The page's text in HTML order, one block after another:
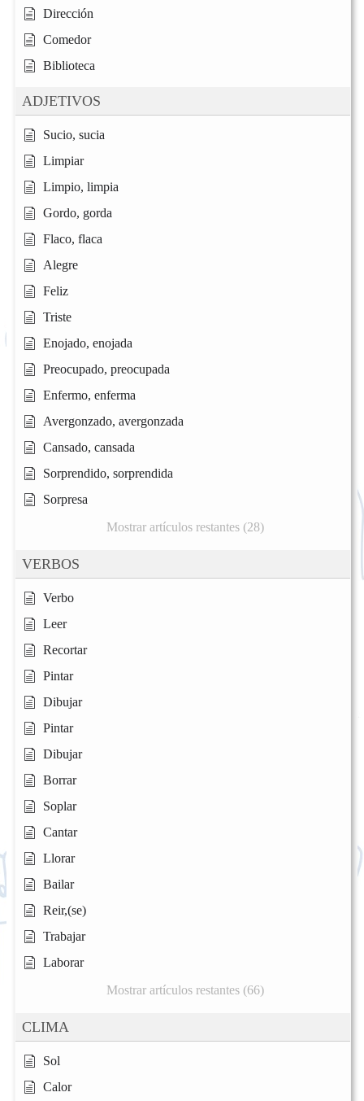
Dirección
Comedor
Biblioteca
ADJETIVOS
Sucio, sucia
Limpiar
Limpio, limpia
Gordo, gorda
Flaco, flaca
Alegre
Feliz
Triste
Enojado, enojada
Preocupado, preocupada
Enfermo, enferma
Avergonzado, avergonzada
Cansado, cansada
Sorprendido, sorprendida
Sorpresa
Mostrar artículos restantes (28)
VERBOS
Verbo
Leer
Recortar
Pintar
Dibujar
Pintar
Dibujar
Borrar
Soplar
Cantar
Llorar
Bailar
Reir,(se)
Trabajar
Laborar
Mostrar artículos restantes (66)
CLIMA
Sol
Calor